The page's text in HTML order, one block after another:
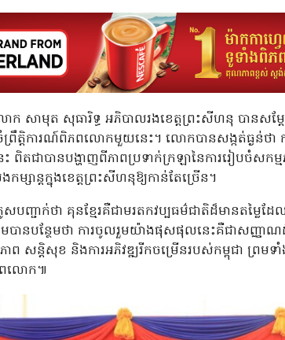
លោក សាមុត សុធារិទ្ធ អភិបាលរងខេត្តព្រះសីហនុ បានសម្
ត្តិការណ៍ពិភពលោកមួយនេះ។ លោកបានសង្កត់ធ្ងន់ថា
ពិតជាបានបង្ហាញពីភាពប្រទាក់ក្រឡានៃការរៀបចំស
សាន្តក្នុងខេត្តព្រះសីហនុឱ្យកាន់តែច្រើន។
បញ្ជាក់ថា គុនខ្មែរគឺជាមរតកវប្បធម៌ជាតិដ៏មានតម្លៃ
តមបានបន្ថែមថា ការចូលរួមយ៉ាងផុសផុលនេះគឺជាសញ្
សន្តិសុខ និងការអភិវឌ្ឍរីកចម្រើនរបស់កម្ពុជា ព្រមទាំង
ពលោក៕